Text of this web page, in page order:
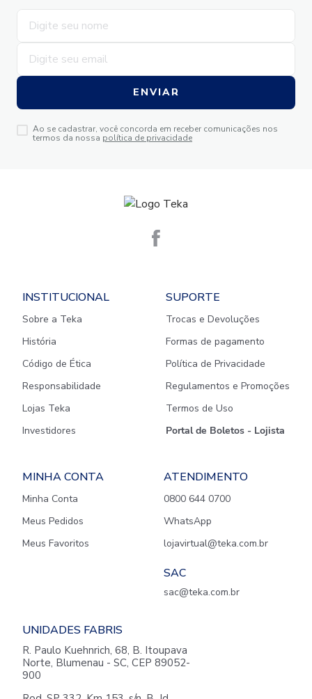
ENVIAR
Ao se cadastrar, você concorda em receber comunicações nos
termos da nossa política de privacidade
INSTITUCIONAL
Sobre a Teka
História
Código de Ética
Responsabilidade
Lojas Teka
Investidores
SUPORTE
Trocas e Devoluções
Formas de pagamento
Política de Privacidade
Regulamentos e Promoções
Termos de Uso
Portal de Boletos - Lojista
MINHA CONTA
Minha Conta
Meus Pedidos
Meus Favoritos
ATENDIMENTO
0800 644 0700
WhatsApp
lojavirtual@teka.com.br
SAC
sac@teka.com.br
UNIDADES FABRIS
R. Paulo Kuehnrich, 68, B. Itoupava
Norte, Blumenau - SC, CEP 89052-
900